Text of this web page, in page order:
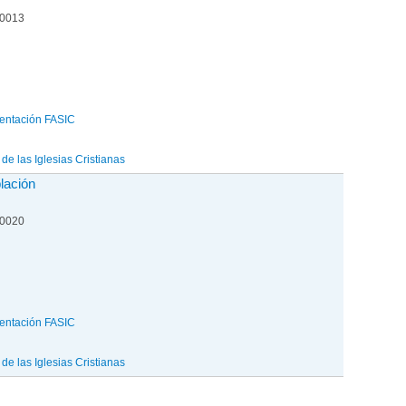
FASIC
las Iglesias Cristianas
FASIC
las Iglesias Cristianas